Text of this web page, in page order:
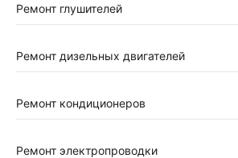
Ремонт глушителей
Ремонт дизельных двигателей
Ремонт кондиционеров
Ремонт электропроводки